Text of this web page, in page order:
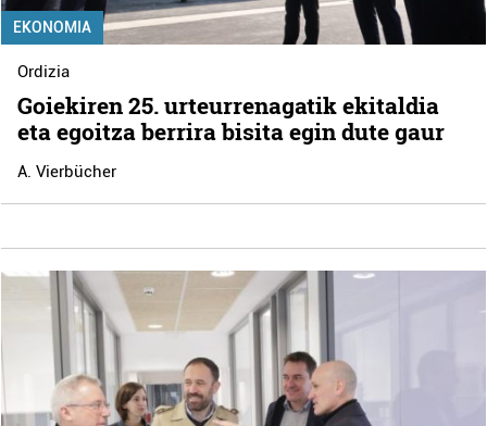
EKONOMIA
Ordizia
Goiekiren 25. urteurrenagatik ekitaldia
eta egoitza berrira bisita egin dute gaur
A. Vierbücher